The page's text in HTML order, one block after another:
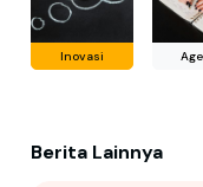
Inovasi
Berita Lainnya